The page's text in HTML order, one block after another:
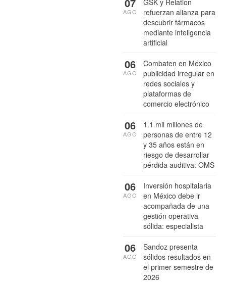
GSK y Relation
refuerzan alianza para
descubrir fármacos
mediante inteligencia
artificial
07
AGO
Combaten en México
publicidad irregular en
redes sociales y
plataformas de
comercio electrónico
06
AGO
1.1 mil millones de
personas de entre 12
y 35 años están en
riesgo de desarrollar
pérdida auditiva: OMS
06
AGO
Inversión hospitalaria
en México debe ir
acompañada de una
gestión operativa
sólida: especialista
06
AGO
Sandoz presenta
sólidos resultados en
el primer semestre de
2026
06
AGO